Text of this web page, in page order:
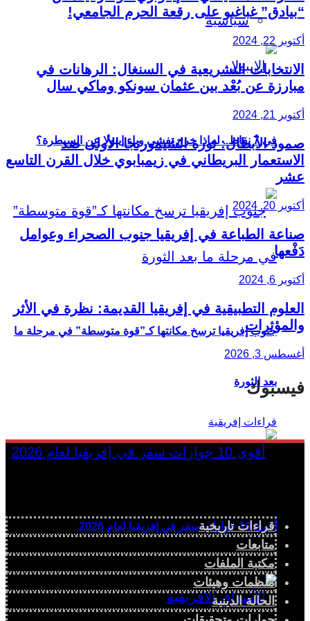
سياسية
في 7 نقاط.. لماذا خرج تفشي وباء إيبولا عن السيطرة؟
جنوب إفريقيا ترسخ مكانتها كـ”قوة متوسطة” في مرحلة ما
بعد الثورة
أقوى 10 جوازات سفر في إفريقيا لعام 2026
“بيادق” غباغبو على رقعة الحرم الجامعي!
أكتوبر 22, 2024
الانتخابات التشريعية في السنغال: الرهانات في
مبارزة عن بُعْد بين عثمان سونكو وماكي سال
أكتوبر 21, 2024
صمود الأبطال: ثورة الشيمورنجا الأولى ضد
الاستعمار البريطاني في زيمبابوي خلال القرن التاسع
عشر
أكتوبر 20, 2024
صناعة الطباعة في إفريقيا جنوب الصحراء وعوامل
دَفْعها
أكتوبر 6, 2024
العلوم التطبيقية في إفريقيا القديمة: نظرة في الأثر
والمؤثرات
أغسطس 3, 2026
فيسبوك
قراءات تاريخية
متابعات
مكتبة الملفات
منظمات وهيئات
الحالة الدينية